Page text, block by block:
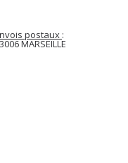
postaux :
MARSEILLE